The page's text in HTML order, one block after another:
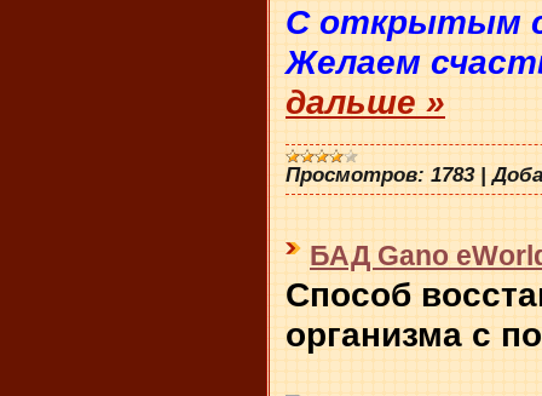
C открытым
Желаем
дальше »
Просмотров: 1783 |
БАД Gano
Способ
организма с